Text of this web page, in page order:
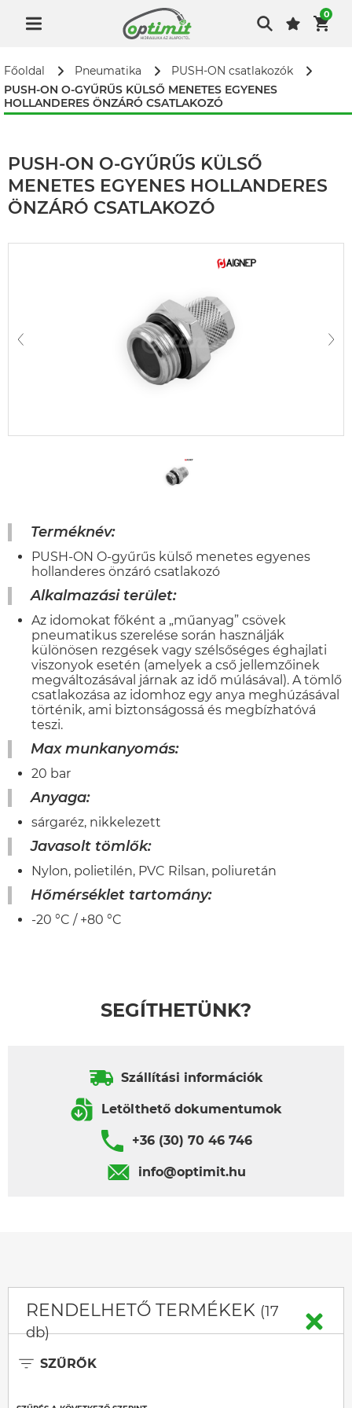
0
Főoldal Pneumatika
PUSH-ON csatlakozók
PUSH-ON O-GYŰRŰS KÜLSŐ MENETES EGYENES
HOLLANDERES ÖNZÁRÓ CSATLAKOZÓ
PUSH-ON O-GYŰRŰS KÜLSŐ
MENETES EGYENES HOLLANDERES
ÖNZÁRÓ CSATLAKOZÓ
Terméknév:
PUSH-ON O-gyűrűs külső menetes egyenes
hollanderes önzáró csatlakozó
Alkalmazási terület:
Az idomokat főként a „műanyag” csövek
pneumatikus szerelése során használják
különösen rezgések vagy szélsőséges éghajlati
viszonyok esetén (amelyek a cső jellemzőinek
megváltozásával járnak az idő múlásával). A tömlő
csatlakozása az idomhoz egy anya meghúzásával
történik, ami biztonságossá és megbízhatóvá
teszi.
Max munkanyomás:
20 bar
Anyaga:
sárgaréz, nikkelezett
Javasolt tömlők:
Nylon, polietilén, PVC Rilsan, poliuretán
Hőmérséklet tartomány:
-20 °C / +80 °C
SEGÍTHETÜNK?
Szállítási információk
Letölthető dokumentumok
+36 (30) 70 46 746
info@optimit.hu
RENDELHETŐ TERMÉKEK (17
db)
SZŰRŐK